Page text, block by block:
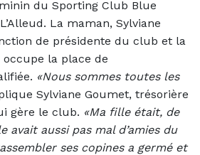
du Sporting Club Blue
La maman, Sylviane
de présidente du club et la
la place de
«Nous sommes toutes les
Sylviane Goumet, trésorière
gère le club. «Ma fille était, de
avait aussi pas mal d’amies du
ses copines a germé et